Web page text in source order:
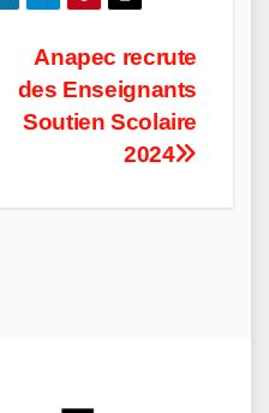
Anapec recrute
des Enseignants
Soutien Scolaire
2024